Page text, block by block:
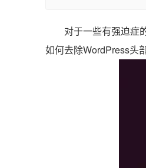
对于一些有强迫症
如何去除WordPress头